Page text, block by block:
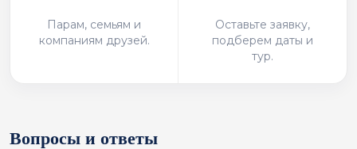
Парам, семьям и
компаниям друзей.
Оставьте заявку,
подберем даты и
тур.
Вопросы и ответы